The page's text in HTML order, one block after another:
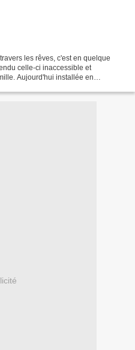
les rêves, c'est en quelque
celle-ci inaccessible et
Aujourd'hui installée en